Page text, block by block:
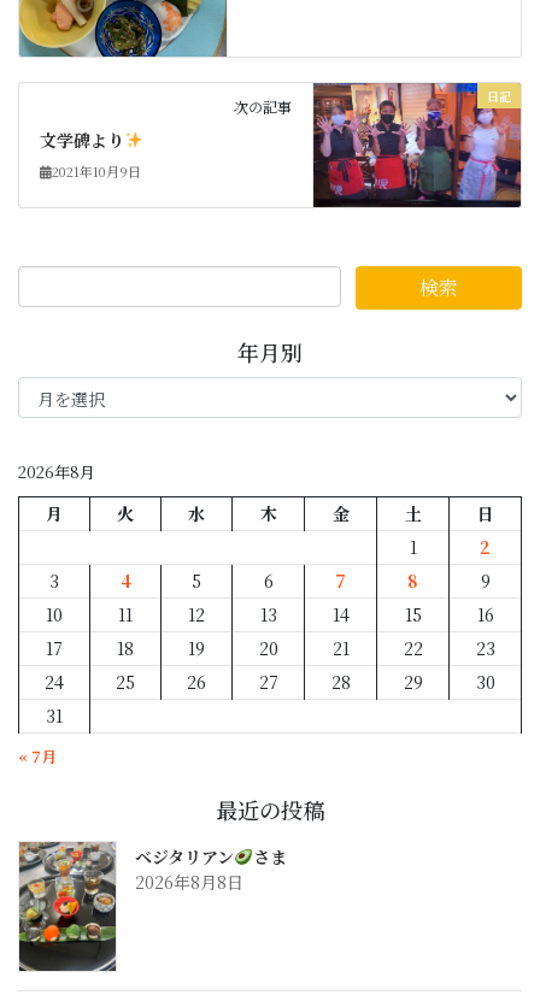
日記
次の記事
文学碑より
2021年10月9日
年月別
年
月
2026年8月
月 火 水 木 金 土
日
1
2
3
4 5 6 7 8
9
10
11 12 13 14 15
16
17
18 19 20 21 22
23
24
25 26 27 28 29
30
31
« 7月
最近の投稿
ベジタリアン
さま
2026年8月8日